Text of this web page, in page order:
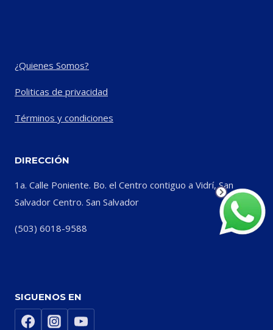
¿Quienes Somos?
Politicas de privacidad
Términos y condiciones
DIRECCIÓN
1a. Calle Poniente. Bo. el Centro contiguo a Vidrí, San
Salvador Centro. San Salvador
(503) 6018-9588
SIGUENOS EN